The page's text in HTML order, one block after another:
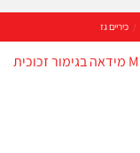
/ כיריים גז